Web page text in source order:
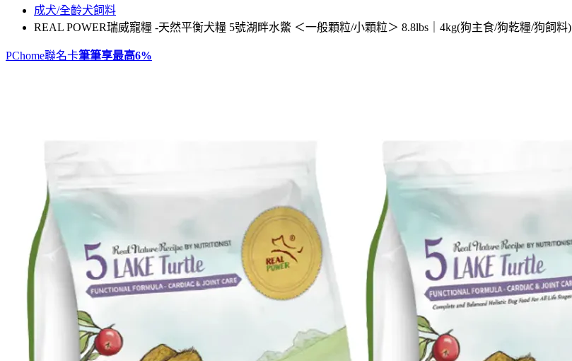
成犬/全齡犬飼料
REAL POWER瑞威寵糧 -天然平衡犬糧 5號湖畔水鱉 ＜一般顆粒/小顆粒＞ 8.8lbs｜4kg(狗主食/狗乾糧/狗飼料)
PChome聯名卡筆筆享最高6%